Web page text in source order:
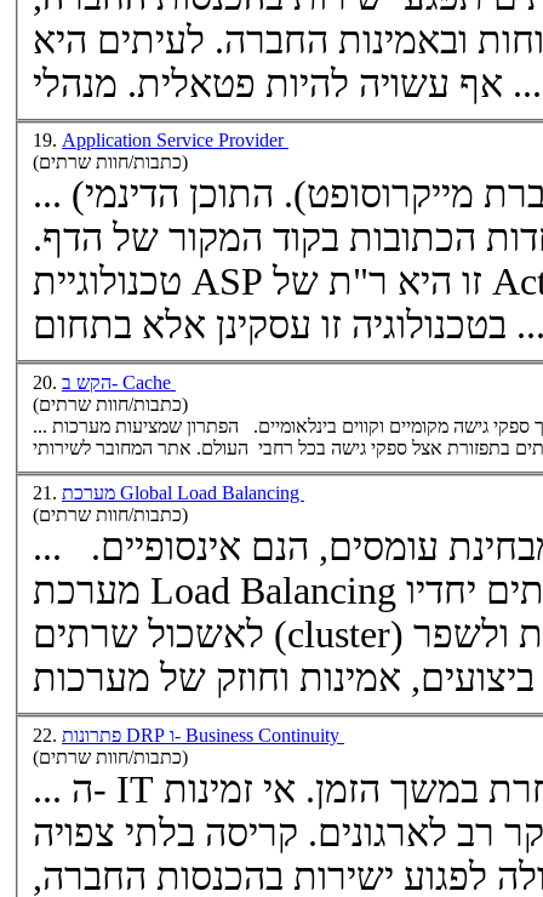
ובאמינות החברה. לעיתים היא
אף עשויה להיות פטאלית. מנהלי ...
19. Application Service Provider
(כתבות/חוות שרתים)
... (מייקרוסופט). התוכן הדינמי
הכתובות בקוד המקור של הדף.
טכנולוגיית ASP זו היא ר"ת של Active Server Page. אלא שלא
עסקינן אלא בתחום ...
20.
הקש ב- Cache
(כתבות/חוות שרתים)
... של האתר שלך דרך ספקי גישה מקומיים וקווים בינלאומיים. הפתרון שמציעות מערכות caching הוא פשוט לכאורה – המערכת
21.
מערכת Global Load Balancing
(כתבות/חוות שרתים)
... כך שבפועל ביצועי המערכת מבחינת עומסים, הנם אינסופיים.
יחדיו
לאשכול שרתים
(cluster) המתפקד כיחידה אחת, על מנת ולשפר
22.
פתרונות DRP ו- Business Continuity
(כתבות/חוות שרתים)
... ה- IT בעולם יחוו קריסה כזו או אחרת במשך הזמן. אי זמינות
רב לארגונים. קריסה בלתי צפויה
לפגוע ישירות בהכנסות החברה,